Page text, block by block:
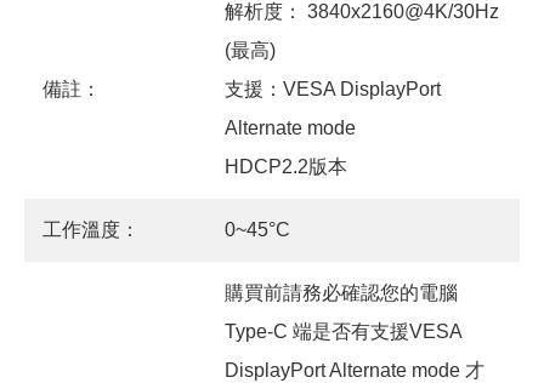
備註：
解析度： 3840x2160@4K/30Hz
(最高)
支援：VESA DisplayPort
Alternate mode
HDCP2.2版本
工作溫度： 0~45°C
購買前請務必確認您的電腦
Type-C 端是否有支援VESA
DisplayPort Alternate mode 才